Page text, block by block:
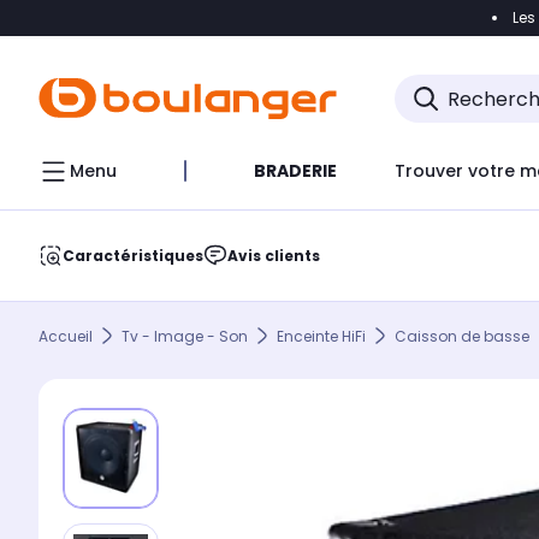
Accéder
Menu BRADERIE Trouver votre
Caractéristiques Avis clients
Accueil Tv - Image - Son Enceinte HiFi Caisson de basse